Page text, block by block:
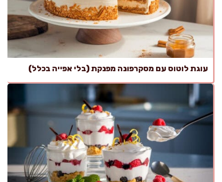
עוגת לוטוס עם מסקרפונה מפנקת (בלי אפייה בכלל)